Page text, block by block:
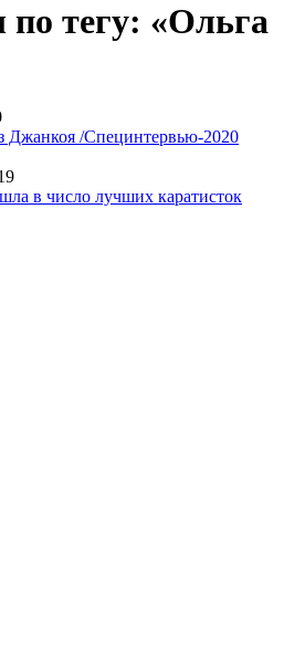
тегу: «Ольга
Джанкоя /Специнтервью-2020
в число лучших каратисток